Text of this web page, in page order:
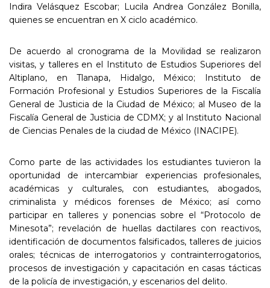
Indira Velásquez Escobar; Lucila Andrea González Bonilla,
quienes se encuentran en X ciclo académico.
De acuerdo al cronograma de la Movilidad se realizaron
visitas, y talleres en el Instituto de Estudios Superiores del
Altiplano, en Tlanapa, Hidalgo, México; Instituto de
Formación Profesional y Estudios Superiores de la Fiscalía
General de Justicia de la Ciudad de México; al Museo de la
Fiscalía General de Justicia de CDMX; y al Instituto Nacional
de Ciencias Penales de la ciudad de México (INACIPE).
Como parte de las actividades los estudiantes tuvieron la
oportunidad de intercambiar experiencias profesionales,
académicas y culturales, con estudiantes, abogados,
criminalista y médicos forenses de México; así como
participar en talleres y ponencias sobre el “Protocolo de
Minesota”; revelación de huellas dactilares con reactivos,
identificación de documentos falsificados, talleres de juicios
orales; técnicas de interrogatorios y contrainterrogatorios,
procesos de investigación y capacitación en casas tácticas
de la policía de investigación, y escenarios del delito.